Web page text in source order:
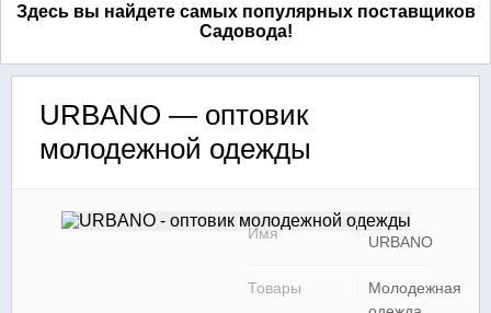
Здесь вы найдете самых популярных поставщиков
Садовода!
URBANO — оптовик
молодежной одежды
Имя URBANO
Товары
Молодежная